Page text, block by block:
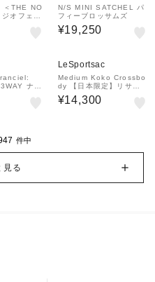
＜THE NO
オフェイ
トバッグ
N/S MINI SATCHEL パ
フィーブロッサムズ
¥19,250
ナイ
ショルダ
応）
LeSportsac
Medium Koko Crossbo
dy 【日本限定】リサイ
クルドブラックJP
¥14,300
件中
見る